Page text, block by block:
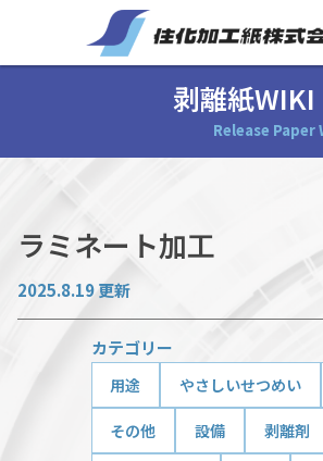
剥離紙WIKI
Release Paper
ラミネート加工
2025.8.19 更新
カテゴリー
用途 やさしいせつめい
その他 設備 剥離剤